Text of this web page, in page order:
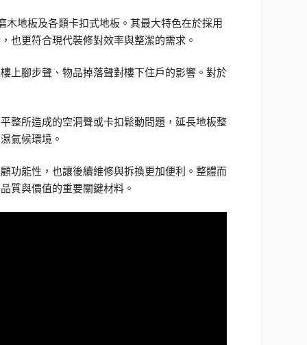
地板及各類卡扣式地板。其最大特色在於採用
也更符合現代裝修對效率與整潔的需求。
上腳步聲、物品掉落聲對樓下住戶的影響。對於
整所造成的空洞聲或卡扣鬆動問題，延長地板整
氣候環境。
功能性，也讓後續維修與拆換更加便利。整體而
質與價值的重要關鍵材料。